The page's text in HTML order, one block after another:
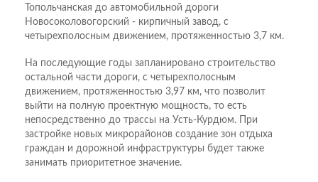
Топольчанская до автомобильной дороги
Новосоколовогорский - кирпичный завод, с
четырехполосным движением, протяженностью 3,7 км.
На последующие годы запланировано строительство
остальной части дороги, с четырехполосным
движением, протяженностью 3,97 км, что позволит
выйти на полную проектную мощность, то есть
непосредственно до трассы на Усть-Курдюм. При
застройке новых микрорайонов создание зон отдыха
граждан и дорожной инфраструктуры будет также
занимать приоритетное значение.